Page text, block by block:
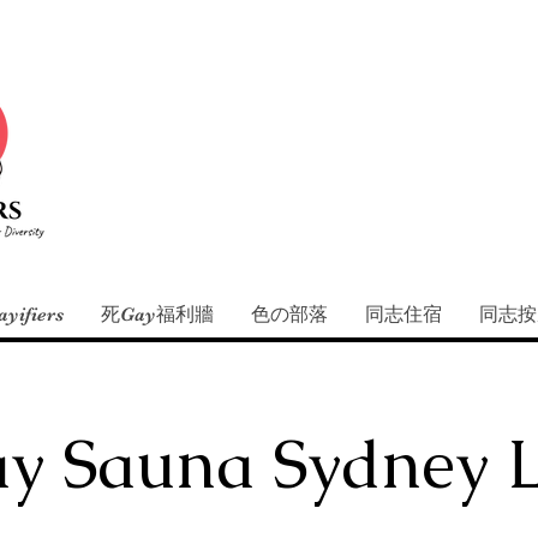
死Gay福利牆 色の部落 同志住宿 同志
Sauna Sydney